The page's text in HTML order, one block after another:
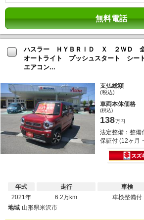
無料電話
ハスラー ＨＹＢＲＩＤ Ｘ ２ＷＤ
オートライト プッシュスタート シー
エアコン...
支払総額
(税込)
車両本体価格
(税込)
138万円
法定整備：整備
保証付 (12ヶ月
年式
2021年
走行
6.2万km
車検
車検整備付
地域 山形県米沢市